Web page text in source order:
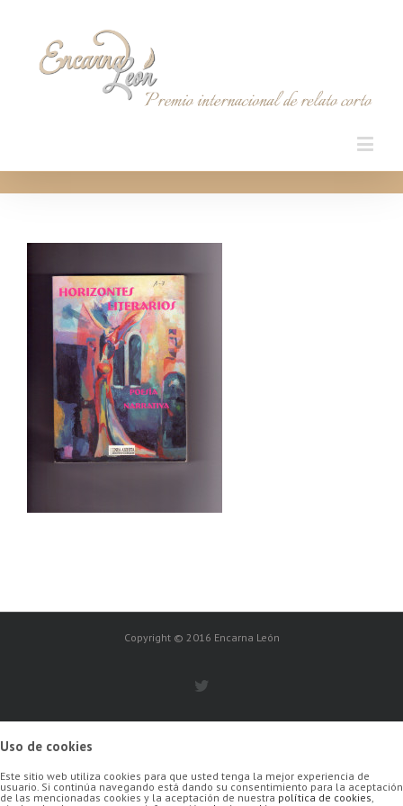
Copyright © 2016 Encarna León
Uso de cookies
Este sitio web utiliza cookies para que usted tenga la mejor experiencia de
usuario. Si continúa navegando está dando su consentimiento para la aceptación
de las mencionadas cookies y la aceptación de nuestra política de cookies